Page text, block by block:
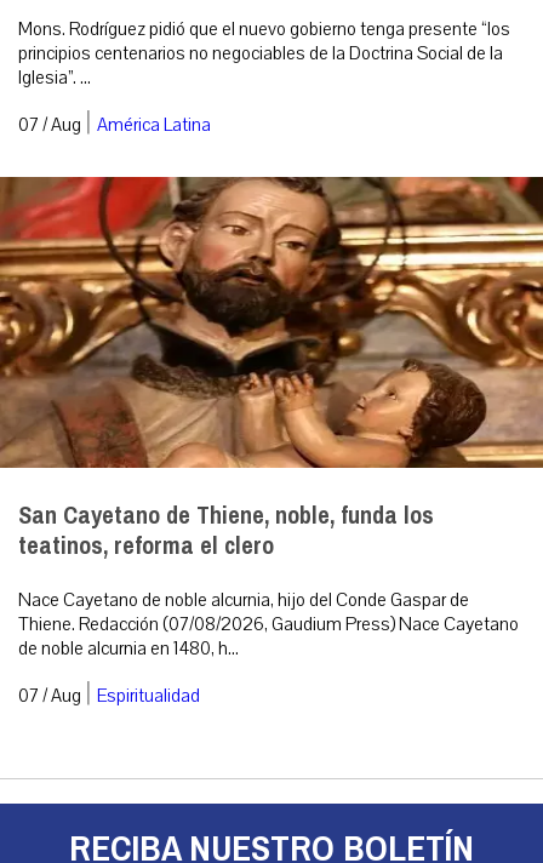
Mons. Rodríguez pidió que el nuevo gobierno tenga presente “los
principios centenarios no negociables de la Doctrina Social de la
Iglesia”. ...
07 / Aug | América Latina
San Cayetano de Thiene, noble, funda los
teatinos, reforma el clero
Nace Cayetano de noble alcurnia, hijo del Conde Gaspar de
Thiene. Redacción (07/08/2026, Gaudium Press) Nace Cayetano
de noble alcurnia en 1480, h...
07 / Aug | Espiritualidad
RECIBA NUESTRO BOLETÍN